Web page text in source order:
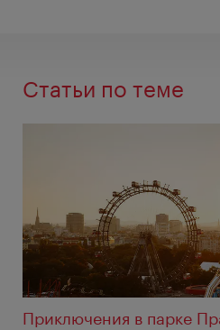
Статьи по теме
Приключения в парке